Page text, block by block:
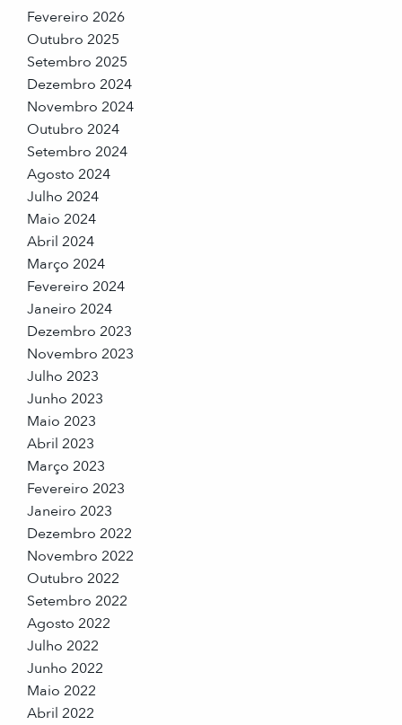
Fevereiro 2026
Outubro 2025
Setembro 2025
Dezembro 2024
Novembro 2024
Outubro 2024
Setembro 2024
Agosto 2024
Julho 2024
Maio 2024
Abril 2024
Março 2024
Fevereiro 2024
Janeiro 2024
Dezembro 2023
Novembro 2023
Julho 2023
Junho 2023
Maio 2023
Abril 2023
Março 2023
Fevereiro 2023
Janeiro 2023
Dezembro 2022
Novembro 2022
Outubro 2022
Setembro 2022
Agosto 2022
Julho 2022
Junho 2022
Maio 2022
Abril 2022